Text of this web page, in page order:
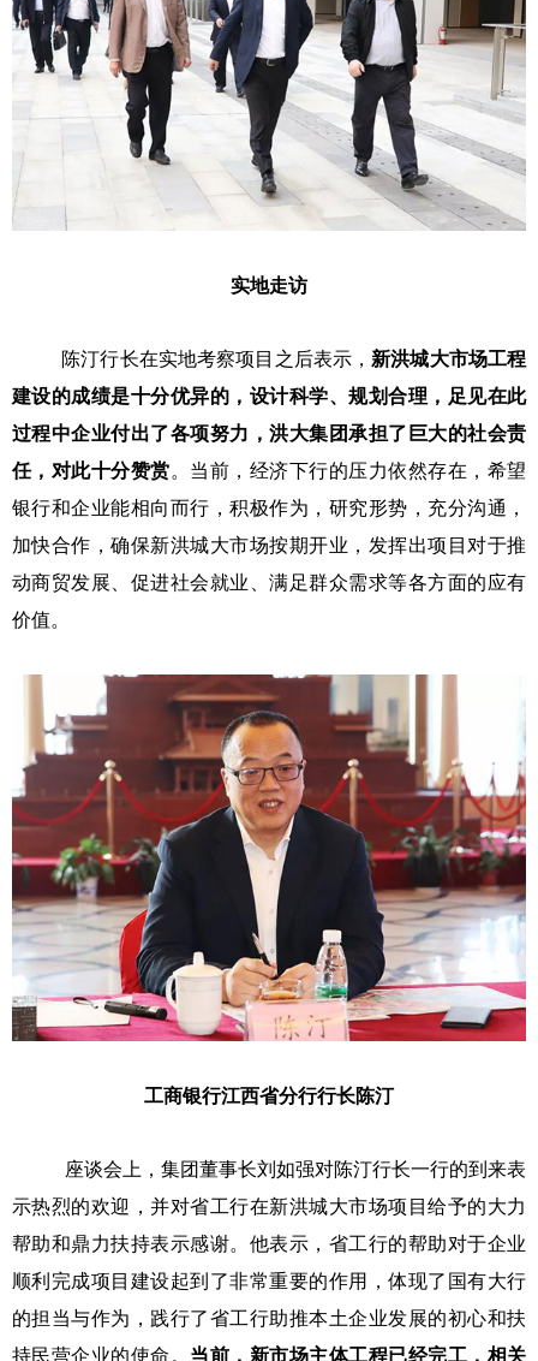
实地走访
陈汀行长在实地考察项目之后表示， 新洪城大市场工程
建设的成绩是十分优异的，设计科学、规划合理，足见在此
过程中企业付出了各项努力，洪大集团承担了巨大的社会责
任，对此十分赞赏。当前，经济下行的压力依然存在，希望
银行和企业能相向而行，积极作为，研究形势，充分沟通，
加快合作，确保新洪城大市场按期开业，发挥出项目对于推
动商贸发展、促进社会就业、满足群众需求等各方面的应有
价值。
工商银行江西省分行行长陈汀
座谈会上，集团董事长刘如强对陈汀行长一行的到来表
示热烈的欢迎，并对省工行在新洪城大市场项目给予的大力
帮助和鼎力扶持表示感谢。他表示，省工行的帮助对于企业
顺利完成项目建设起到了非常重要的作用，体现了国有大行
的担当与作为，践行了省工行助推本土企业发展的初心和扶
持民营企业的使命。 当前，新市场主体工程已经完工，相关